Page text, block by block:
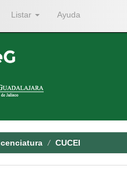
Listar Ayuda
CUCEI